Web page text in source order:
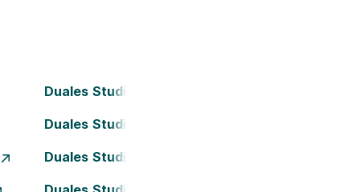
Duales Studium Bielefeld
Duales Studium Darmstadt
Duales Studium Essen